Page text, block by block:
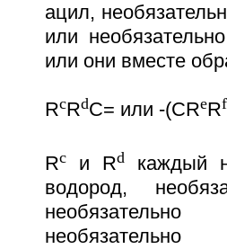
ацил,
или
или они вместе
RcRdC= или -(CReRf
Rcи Rdкаждый
водород,